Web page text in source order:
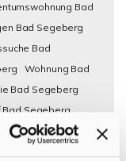
Bad
Bad Segeberg
Bad
Wohnung Bad
Bad Segeberg
Bad Segeberg